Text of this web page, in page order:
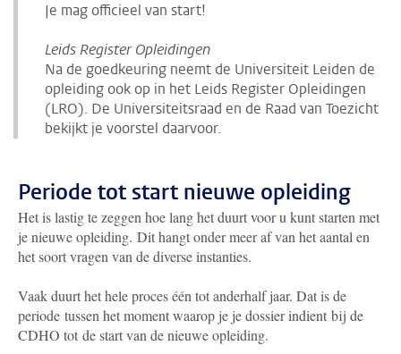
Je mag officieel van start!
Leids Register Opleidingen
Na de goedkeuring neemt de Universiteit Leiden de
opleiding ook op in het Leids Register Opleidingen
(LRO). De Universiteitsraad en de Raad van Toezicht
bekijkt je voorstel daarvoor.
Periode tot start nieuwe opleiding
Het is lastig te zeggen hoe lang het duurt voor u kunt starten met
je nieuwe opleiding. Dit hangt onder meer af van het aantal en
het soort vragen van de diverse instanties.
Vaak duurt het hele proces één tot anderhalf jaar. Dat is de
periode tussen het moment waarop je je dossier indient bij de
CDHO tot de start van de nieuwe opleiding.